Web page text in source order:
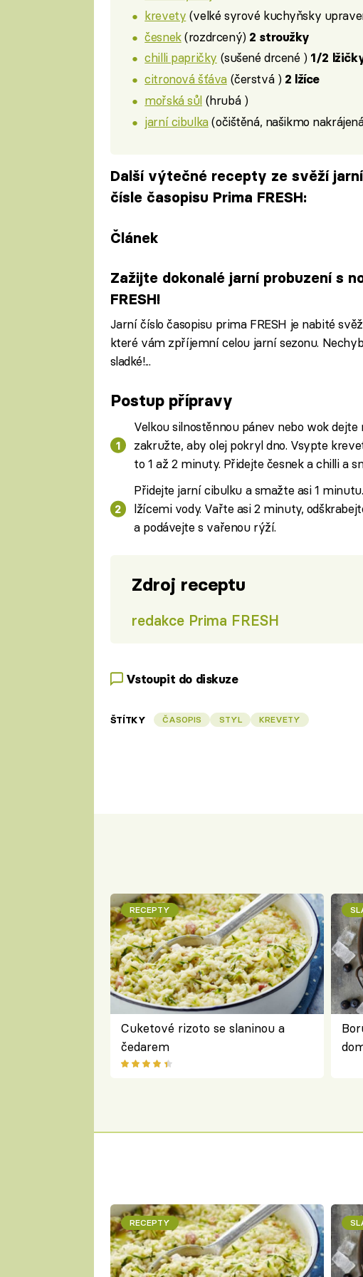
krevety (velké syrové kuchyňsky
česnek(rozdrcený) 2 stroužky
chilli papričky (sušené drcené ) 1/2
citronová šťáva(čerstvá ) 2 lžíce
mořská sůl (hrubá )
jarní cibulka(očištěná, našikmo
Další výtečné recepty ze svěží
čísle časopisu Prima FRESH:
Článek
Zažijte dokonalé jarní probuzení s
FRESH!
Jarní číslo časopisu prima FRESH je nabité
které vám zpříjemní celou jarní sezonu.
sladké!...
Postup přípravy
Velkou silnostěnnou pánev nebo wok
zakružte, aby olej pokryl dno. Vsypte
to 1 až 2 minuty. Přidejte česnek a chilli a
Přidejte jarní cibulku a smažte asi 1
lžícemi vody. Vařte asi 2 minuty,
a podávejte s vařenou rýží.
Zdroj receptu
redakce Prima FRESH
Vstoupit do diskuze
ŠTÍTKY ČASOPIS STYL KREVETY
RECEPTY
Cuketové rizoto se slaninou a
čedarem
RECEPTY